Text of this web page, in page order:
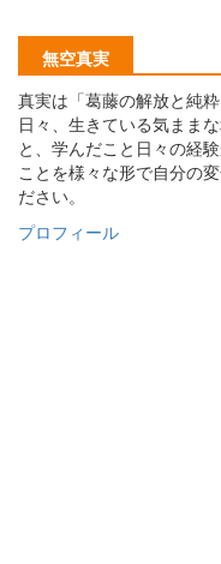
無空真実
真実は「葛藤の解放と純
日々、生きている気まま
と、学んだこと日々の経
ことを様々な形で自分の
ださい。
プロフィール